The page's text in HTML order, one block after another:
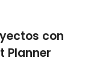
con
Planner